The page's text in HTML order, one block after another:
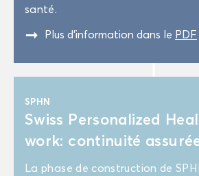
santé.
" Plus d’in­for­ma­tion dans le PDF
SPHN
Swiss Per­so­na­li­zed
work: conti­nui­té
La phase de construc­tion de